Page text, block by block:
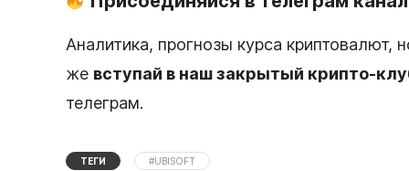
Аналитика, прогнозы курса криптовалют,
же вступай в наш закрытый крипто-
телеграм.
ТЕГИ #UBISOFT